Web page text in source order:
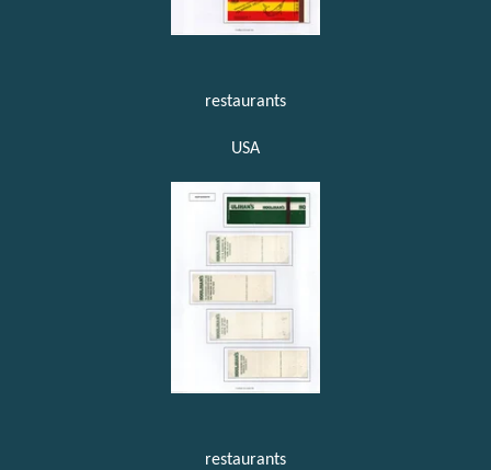
restaurants
USA
restaurants